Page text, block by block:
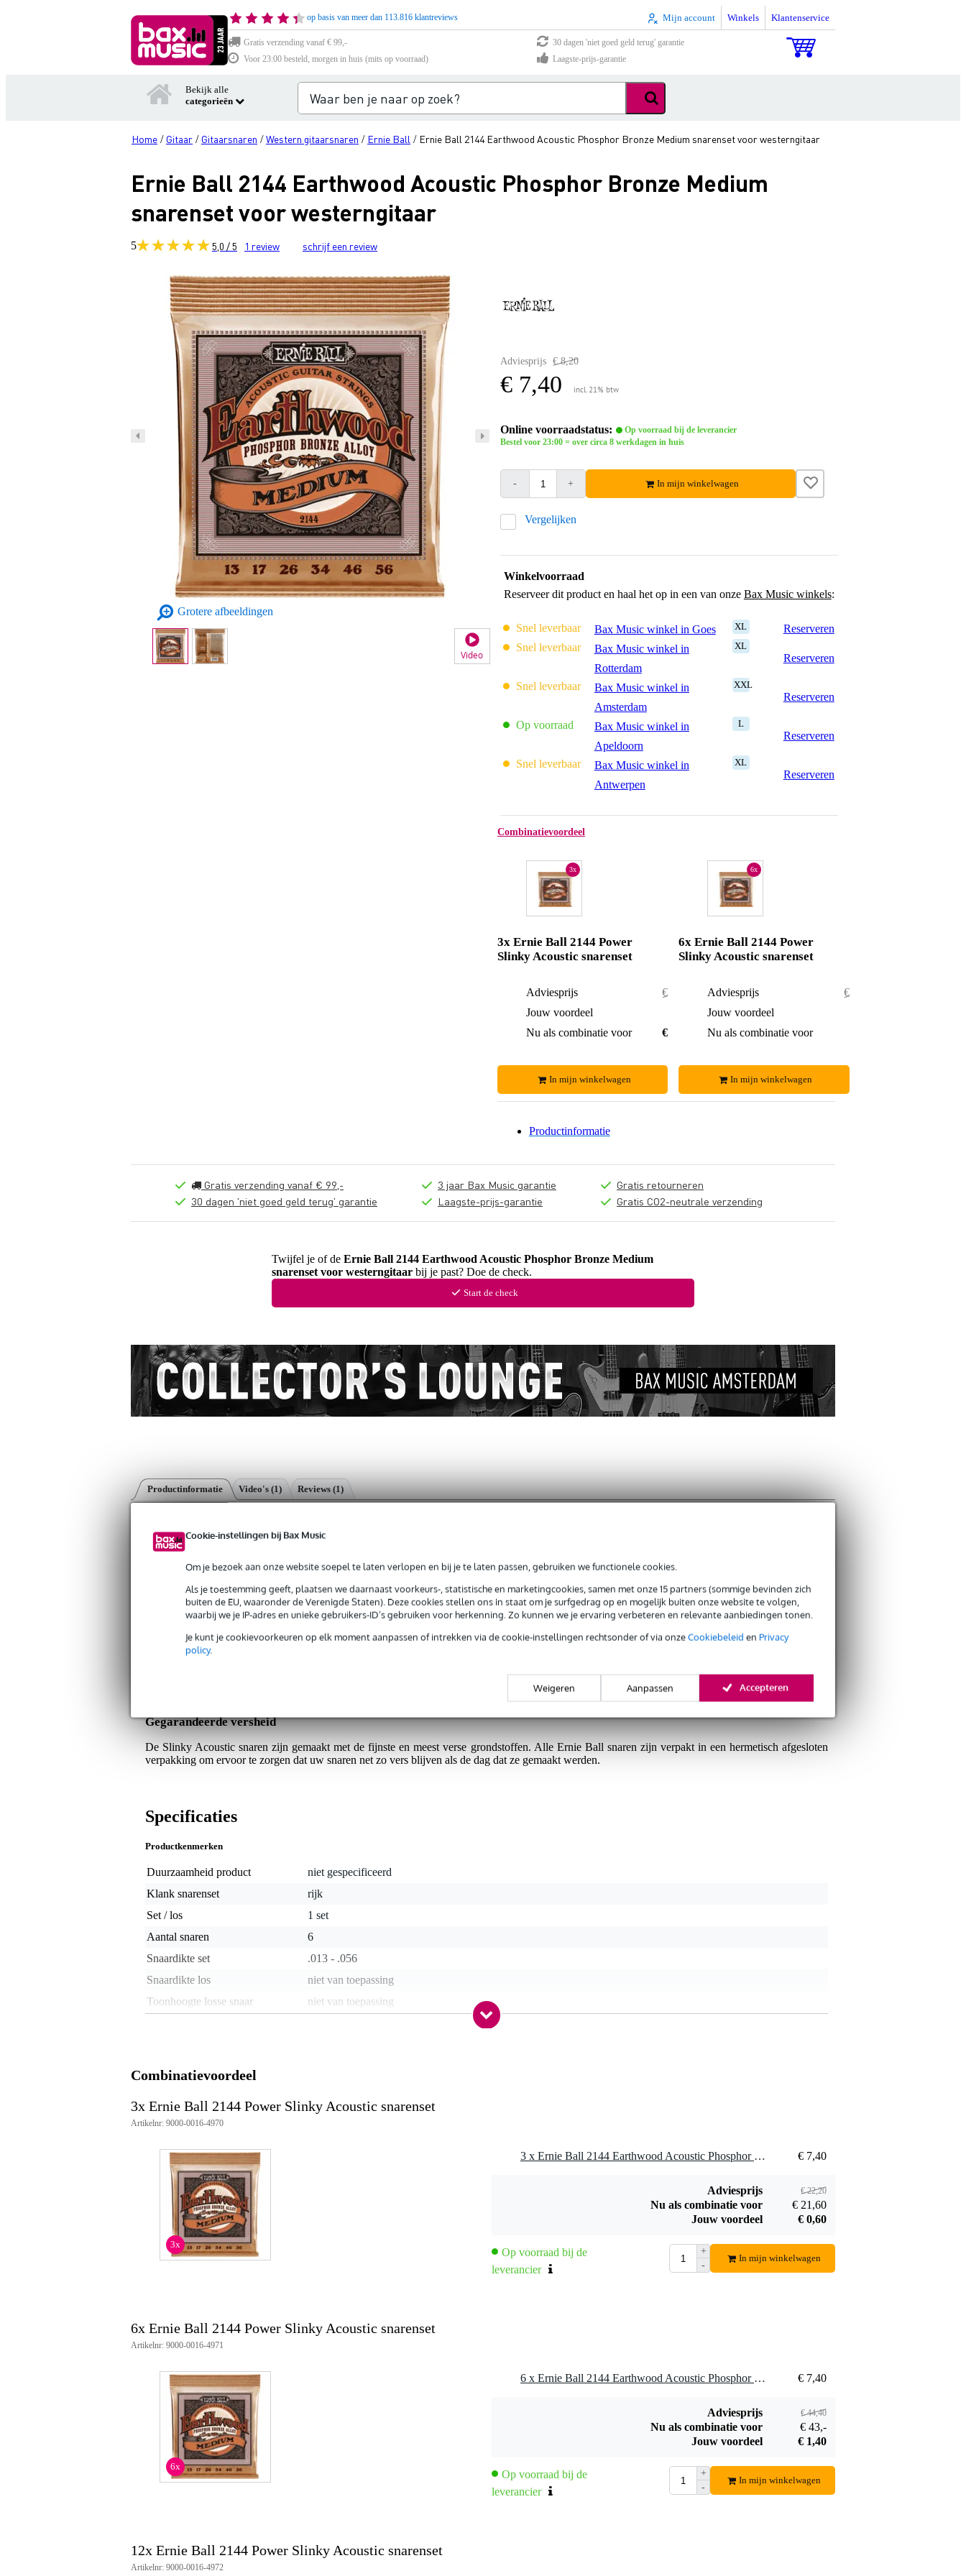
Cookie-instellingen bij Bax Music
Om je bezoek aan onze website soepel te laten verlopen en bij je te laten passen, gebruiken we functionele cookies.
Als je toestemming geeft, plaatsen we daarnaast voorkeurs-, statistische en marketingcookies, samen met onze 15 partners (sommige bevinden zich
buiten de EU, waaronder de Verenigde Staten). Deze cookies stellen ons in staat om je surfgedrag op en mogelijk buiten onze website te volgen,
waarbij we je IP-adres en unieke gebruikers-ID’s gebruiken voor herkenning. Zo kunnen we je ervaring verbeteren en relevante aanbiedingen tonen.
Je kunt je cookievoorkeuren op elk moment aanpassen of intrekken via de cookie-instellingen rechtsonder of via onzeCookiebeleid en Privacy
policy.
Weigeren Aanpassen Accepteren
op basis van meer dan 113.816 klantreviews Mijn account Winkels Klantenservice
Gratis verzending vanaf € 99,-
30 dagen 'niet goed geld terug' garantie
Voor 23:00 besteld, morgen in huis (mits op voorraad)
Laagste-prijs-garantie
Bekijk alle
categorieën
Home / Gitaar / Gitaarsnaren /Western gitaarsnaren / Ernie Ball / Ernie Ball 2144 Earthwood Acoustic Phosphor Bronze Medium snarenset voor westerngitaar
Ernie Ball 2144 Earthwood Acoustic Phosphor Bronze Medium
snarenset voor westerngitaar
5 5,0 / 5 1 review schrijf een review
Grotere afbeeldingen
Video
Adviesprijs € 8,20
€ 7,40 incl. 21% btw
Online voorraadstatus:
Op voorraad bij de leverancier
Bestel voor 23:00 = over circa 8 werkdagen in huis
- + In mijn winkelwagen
Vergelijken
Winkelvoorraad
Reserveer dit product en haal het op in een van onze Bax Music winkels:
Snel leverbaar Bax Music winkel in Goes XL
Reserveren
Snel leverbaar
Bax Music winkel in
Rotterdam
XL
Reserveren
Snel leverbaar
Bax Music winkel in
Amsterdam
XXL
Reserveren
Op voorraad
Bax Music winkel in
Apeldoorn
L
Reserveren
Snel leverbaar
Bax Music winkel in
Antwerpen
XL
Reserveren
Combinatievoordeel
3x
3x Ernie Ball 2144 Power
Slinky Acoustic snarenset
Adviesprijs
€ 22,20
Jouw voordeel
Nu als combinatie voor
€ 21,60
In mijn winkelwagen
6x
6x Ernie Ball 2144 Power
Slinky Acoustic snarenset
Adviesprijs
€ 44,40
Jouw voordeel
Nu als combinatie voor
In mijn winkelwagen
Productinformatie
Gratis verzending vanaf € 99,-
30 dagen 'niet goed geld terug' garantie
3 jaar Bax Music garantie
Laagste-prijs-garantie
Gratis retourneren
Gratis CO2-neutrale verzending
Twijfel je of de Ernie Ball 2144 Earthwood Acoustic Phosphor Bronze Medium
snarenset voor westerngitaar bij je past? Doe de check.
Start de check
Productinformatie Video's (1) Reviews (1)
Artikelnr:V-SLINKYACOUSTIC2144
Servicebelofte
Bax Music Garantie: Op dit product krijg je alleen garantie op fabrieksfouten.
Op dit product krijg je alleen garantie op fabrieksfouten.
Gegarandeerde versheid
De Slinky Acoustic snaren zijn gemaakt met de fijnste en meest verse grondstoffen. Alle Ernie Ball snaren zijn verpakt in een hermetisch afgesloten
verpakking om ervoor te zorgen dat uw snaren net zo vers blijven als de dag dat ze gemaakt werden.
Specificaties
Productkenmerken
Duurzaamheid product
niet gespecificeerd
Klank snarenset
rijk
Set / los
1 set
Aantal snaren
6
Snaardikte set
.013 - .056
Snaardikte los
niet van toepassing
Toonhoogte losse snaar
niet van toepassing
Gewicht en afmetingen inclusief verpakking
Afmeting(incl. verpakking)
Productspecificaties
set van 6 snaren
geschikt voor: akoestische western / folk gitaar
materiaal: staal, fosforbrons omwonden staal
maten: .013 - .017 - .026 - .034 - .046 - .056
Combinatievoordeel
3x Ernie Ball 2144 Power Slinky Acoustic snarenset
Artikelnr: 9000-0016-4970
3x
3 x Ernie Ball 2144 Earthwood Acoustic Phosphor Bronze Medium snarenset voor westerngitaar € 7,40
Adviesprijs € 22,20
Nu als combinatie voor
€ 21,60
Jouw voordeel
€ 0,60
Op voorraad bij de
leverancier
+
-
In mijn winkelwagen
6x Ernie Ball 2144 Power Slinky Acoustic snarenset
Artikelnr: 9000-0016-4971
6x
6 x Ernie Ball 2144 Earthwood Acoustic Phosphor Bronze Medium snarenset voor westerngitaar € 7,40
Adviesprijs € 44,40
Nu als combinatie voor
€ 43,-
Jouw voordeel
€ 1,40
Op voorraad bij de
leverancier
+
-
In mijn winkelwagen
12x Ernie Ball 2144 Power Slinky Acoustic snarenset
Artikelnr: 9000-0016-4972